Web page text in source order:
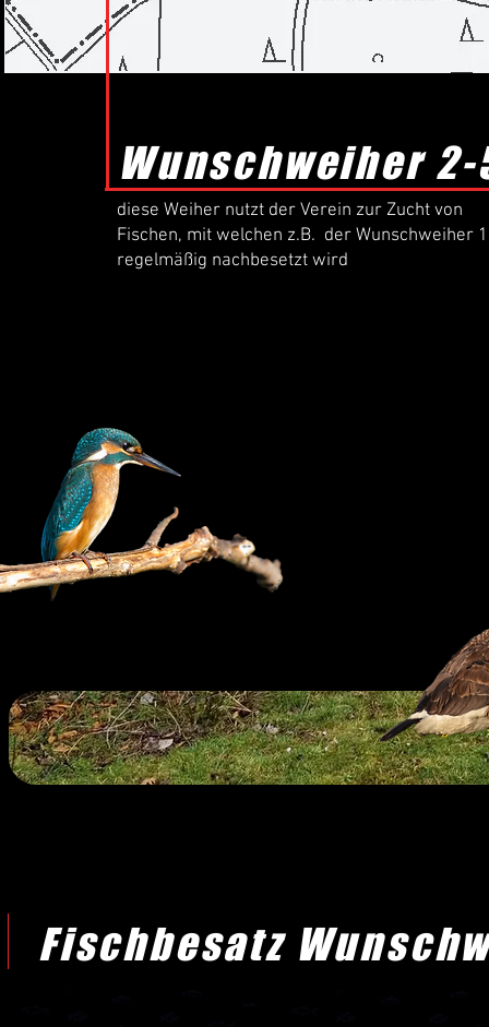
Wunschweiher 2-
diese Weiher nutzt der Verein zur Zucht von
Fischen, mit welchen z.B. der Wunschweiher 1
regelmäßig nachbesetzt wird
Fischbesatz